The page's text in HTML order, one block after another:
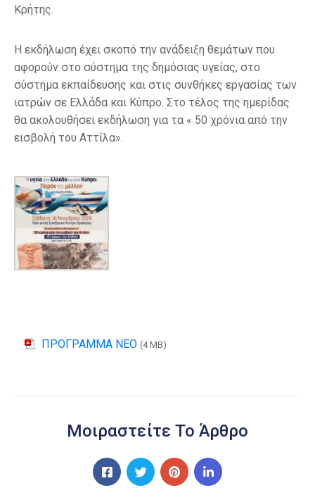
Κρήτης.
Η εκδήλωση έχει σκοπό την ανάδειξη θεμάτων που
αφορούν στο σύστημα της δημόσιας υγείας, στο
σύστημα εκπαίδευσης και στις συνθήκες εργασίας των
ιατρών σε Ελλάδα και Κύπρο. Στο τέλος της ημερίδας
θα ακολουθήσει εκδήλωση για τα « 50 χρόνια από την
εισβολή του Αττίλα».
ΠΡΟΓΡΑΜΜΑ ΝΕΟ (4 MB)
Μοιραστείτε Το Άρθρο